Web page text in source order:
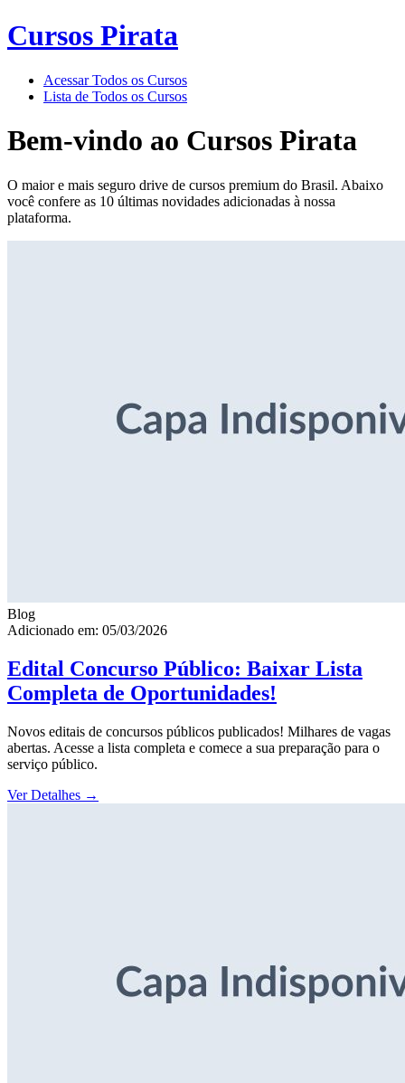
Cursos Pirata
Acessar Todos os Cursos
Lista de Todos os Cursos
Bem-vindo ao Cursos Pirata
O maior e mais seguro drive de cursos premium do Brasil. Abaixo
você confere as 10 últimas novidades adicionadas à nossa
plataforma.
Blog
Adicionado em: 05/03/2026
Edital Concurso Público: Baixar Lista
Completa de Oportunidades!
Novos editais de concursos públicos publicados! Milhares de vagas
abertas. Acesse a lista completa e comece a sua preparação para o
serviço público.
Ver Detalhes →